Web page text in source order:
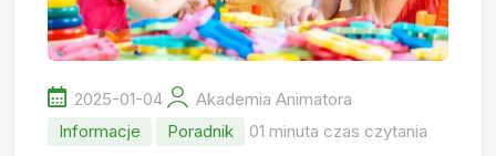
2025-01-04
Akademia Animatora
Informacje
Poradnik 01 minuta czas czytania